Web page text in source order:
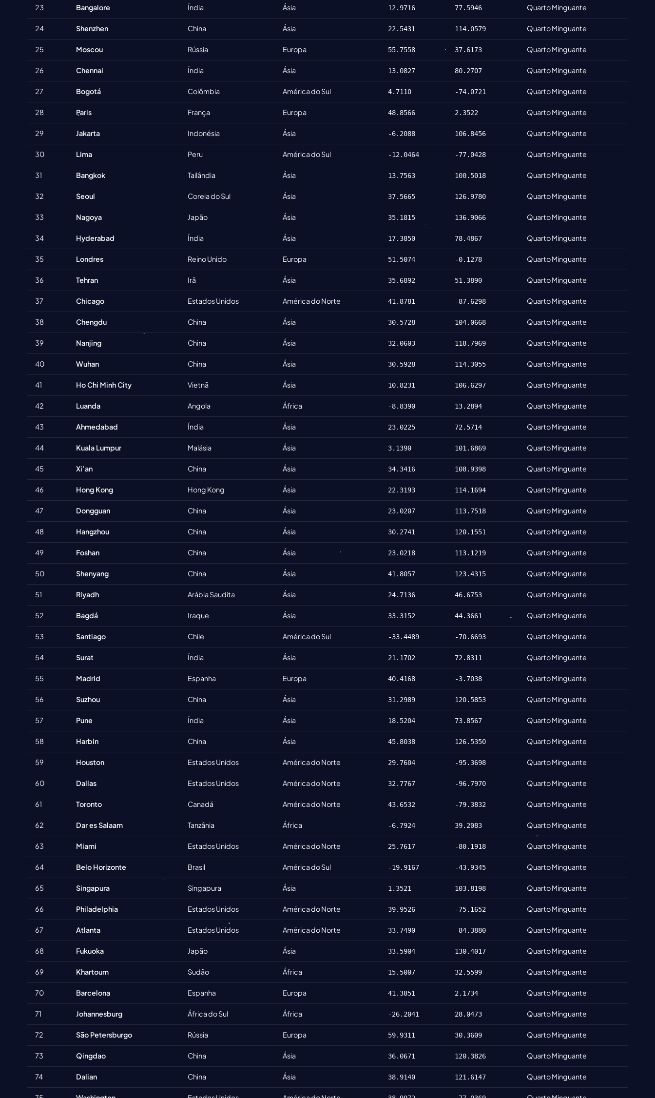
23 Bangalore Índia Ásia 12.9716 77.5946 Quarto Minguante
24 Shenzhen China Ásia 22.5431 114.0579 Quarto Minguante
25 Moscou Rússia Europa 55.7558 37.6173 Quarto Minguante
26 Chennai Índia Ásia 13.0827 80.2707 Quarto Minguante
27 Bogotá Colômbia América do Sul 4.7110 -74.0721 Quarto Minguante
28 Paris França Europa 48.8566 2.3522 Quarto Minguante
29 Jakarta Indonésia Ásia -6.2088 106.8456 Quarto Minguante
30 Lima Peru América do Sul -12.0464 -77.0428 Quarto Minguante
31 Bangkok Tailândia Ásia 13.7563 100.5018 Quarto Minguante
32 Seoul Coreia do Sul Ásia 37.5665 126.9780 Quarto Minguante
33 Nagoya Japão Ásia 35.1815 136.9066 Quarto Minguante
34 Hyderabad Índia Ásia 17.3850 78.4867 Quarto Minguante
35 Londres Reino Unido Europa 51.5074 -0.1278 Quarto Minguante
36 Tehran Irã Ásia 35.6892 51.3890 Quarto Minguante
37 Chicago Estados Unidos América do Norte 41.8781 -87.6298 Quarto Minguante
38 Chengdu China Ásia 30.5728 104.0668 Quarto Minguante
39 Nanjing China Ásia 32.0603 118.7969 Quarto Minguante
40 Wuhan China Ásia 30.5928 114.3055 Quarto Minguante
41 Ho Chi Minh City Vietnã Ásia 10.8231 106.6297 Quarto Minguante
42 Luanda Angola África -8.8390 13.2894 Quarto Minguante
43 Ahmedabad Índia Ásia 23.0225 72.5714 Quarto Minguante
44 Kuala Lumpur Malásia Ásia 3.1390 101.6869 Quarto Minguante
45 Xi’an China Ásia 34.3416 108.9398 Quarto Minguante
46 Hong Kong Hong Kong Ásia 22.3193 114.1694 Quarto Minguante
47 Dongguan China Ásia 23.0207 113.7518 Quarto Minguante
48 Hangzhou China Ásia 30.2741 120.1551 Quarto Minguante
49 Foshan China Ásia 23.0218 113.1219 Quarto Minguante
50 Shenyang China Ásia 41.8057 123.4315 Quarto Minguante
51 Riyadh Arábia Saudita Ásia 24.7136 46.6753 Quarto Minguante
52 Bagdá Iraque Ásia 33.3152 44.3661 Quarto Minguante
53 Santiago Chile América do Sul -33.4489 -70.6693 Quarto Minguante
54 Surat Índia Ásia 21.1702 72.8311 Quarto Minguante
55 Madrid Espanha Europa 40.4168 -3.7038 Quarto Minguante
56 Suzhou China Ásia 31.2989 120.5853 Quarto Minguante
57 Pune Índia Ásia 18.5204 73.8567 Quarto Minguante
58 Harbin China Ásia 45.8038 126.5350 Quarto Minguante
59 Houston Estados Unidos América do Norte 29.7604 -95.3698 Quarto Minguante
60 Dallas Estados Unidos América do Norte 32.7767 -96.7970 Quarto Minguante
61 Toronto Canadá América do Norte 43.6532 -79.3832 Quarto Minguante
62 Dar es Salaam Tanzânia África -6.7924 39.2083 Quarto Minguante
63 Miami Estados Unidos América do Norte 25.7617 -80.1918 Quarto Minguante
64 Belo Horizonte Brasil América do Sul -19.9167 -43.9345 Quarto Minguante
65 Singapura Singapura Ásia 1.3521 103.8198 Quarto Minguante
66 Philadelphia Estados Unidos América do Norte 39.9526 -75.1652 Quarto Minguante
67 Atlanta Estados Unidos América do Norte 33.7490 -84.3880 Quarto Minguante
68 Fukuoka Japão Ásia 33.5904 130.4017 Quarto Minguante
69 Khartoum Sudão África 15.5007 32.5599 Quarto Minguante
70 Barcelona Espanha Europa 41.3851 2.1734 Quarto Minguante
71 Johannesburg África do Sul África -26.2041 28.0473 Quarto Minguante
72 São Petersburgo Rússia Europa 59.9311 30.3609 Quarto Minguante
73 Qingdao China Ásia 36.0671 120.3826 Quarto Minguante
74 Dalian China Ásia 38.9140 121.6147 Quarto Minguante